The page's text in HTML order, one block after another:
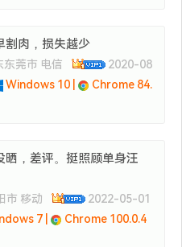
割肉，损失越少
东莞市 电信
2020-08
Windows 10 |
Chrome 84.
晒，差评。挺照顾单身汪
市 移动
2022-05-01
7 |
Chrome 100.0.4